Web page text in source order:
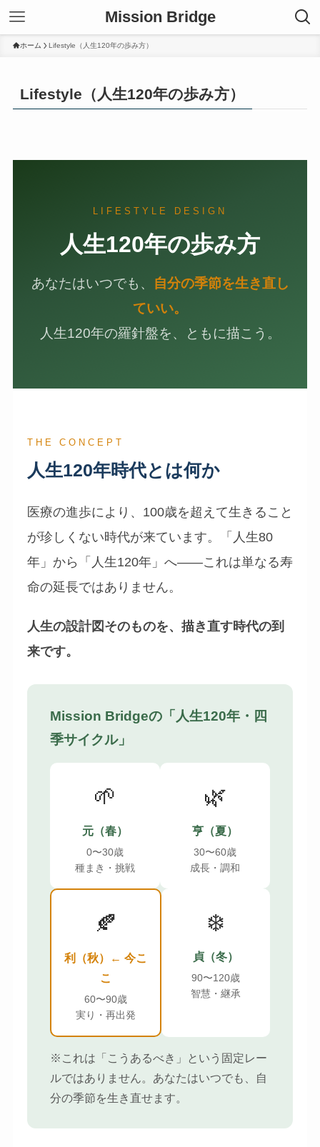
Mission Bridge
ホーム Lifestyle（人生120年の歩み方）
Lifestyle（人生120年の歩み方）
LIFESTYLE DESIGN
人生120年の歩み方
あなたはいつでも、
自分の季節を生き直し
ていい。
人生120年の羅針盤を、ともに描こう。
THE CONCEPT
人生120年時代とは何か
医療の進歩により、100歳を超えて生きること
が珍しくない時代が来ています。「人生80
年」から「人生120年」へ——これは単なる寿
命の延長ではありません。
人生の設計図そのものを、描き直す時代の到
来です。
Mission Bridgeの「人生120年・四
季サイクル」
🌱
元（春）
0〜30歳
種まき・挑戦
🌿
亨（夏）
30〜60歳
成長・調和
🍂
利（秋）← 今こ
こ
60〜90歳
実り・再出発
❄️
貞（冬）
90〜120歳
智慧・継承
※これは「こうあるべき」という固定レー
ルではありません。あなたはいつでも、自
分の季節を生き直せます。